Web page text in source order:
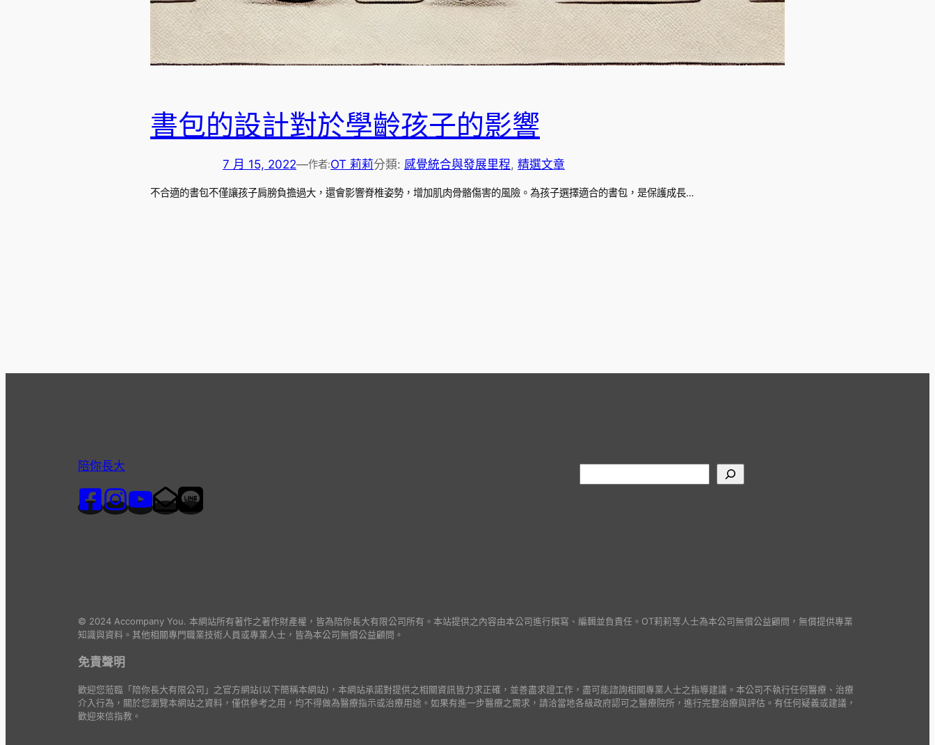
書包的設計對於學齡孩子的影響
7 月 15, 2022—作者:OT 莉莉分類: 感覺統合與發展里程, 精選文章
不合適的書包不僅讓孩子肩膀負擔過大，還會影響脊椎姿勢，增加肌肉骨骼傷害的風險。為孩子選擇適合的書包，是保護成長…
陪你長大
© 2024 Accompany You. 本網站所有著作之著作財產權，皆為陪你長大有限公司所有。本站提供之內容由本公司進行撰寫、編輯並負責任。OT莉莉等人士為本公司無償公益顧問，無償提供專業
知識與資料。其他相關專門職業技術人員或專業人士，皆為本公司無償公益顧問。
免責聲明
歡迎您蒞臨「陪你長大有限公司」之官方網站(以下簡稱本網站)，本網站承諾對提供之相關資訊皆力求正確，並善盡求證工作，盡可能諮詢相關專業人士之指導建議。本公司不執行任何醫療、治療
介入行為，關於您瀏覽本網站之資料，僅供參考之用，均不得做為醫療指示或治療用途。如果有進一步醫療之需求，請洽當地各級政府認可之醫療院所，進行完整治療與評估。有任何疑義或建議，
歡迎來信指教。